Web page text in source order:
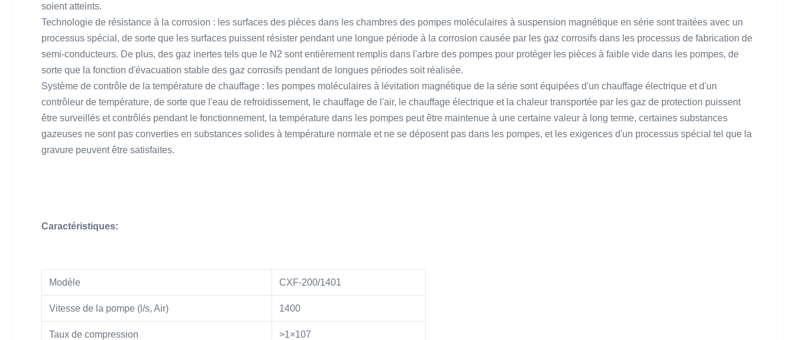
soient atteints.
Technologie de résistance à la corrosion : les surfaces des pièces dans les chambres des pompes moléculaires à suspension magnétique en série sont traitées avec un
processus spécial, de sorte que les surfaces puissent résister pendant une longue période à la corrosion causée par les gaz corrosifs dans les processus de fabrication de
semi-conducteurs. De plus, des gaz inertes tels que le N2 sont entièrement remplis dans l'arbre des pompes pour protéger les pièces à faible vide dans les pompes, de
sorte que la fonction d'évacuation stable des gaz corrosifs pendant de longues périodes soit réalisée.
Système de contrôle de la température de chauffage : les pompes moléculaires à lévitation magnétique de la série sont équipées d'un chauffage électrique et d'un
contrôleur de température, de sorte que l'eau de refroidissement, le chauffage de l'air, le chauffage électrique et la chaleur transportée par les gaz de protection puissent
être surveillés et contrôlés pendant le fonctionnement, la température dans les pompes peut être maintenue à une certaine valeur à long terme, certaines substances
gazeuses ne sont pas converties en substances solides à température normale et ne se déposent pas dans les pompes, et les exigences d'un processus spécial tel que la
gravure peuvent être satisfaites.
Caractéristiques:
Modèle CXF-200/1401
Vitesse de la pompe (l/s, Air) 1400
Taux de compression >1×107